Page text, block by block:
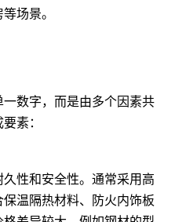
场景。
数字，而是由多个因素共
素：
性和安全性。通常采用高
温隔热材料、防火内饰板